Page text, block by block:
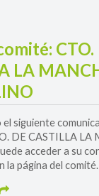
CTO.
LA
el siguiente
DE CASTILLA LA
acceder a su
la página del comité.